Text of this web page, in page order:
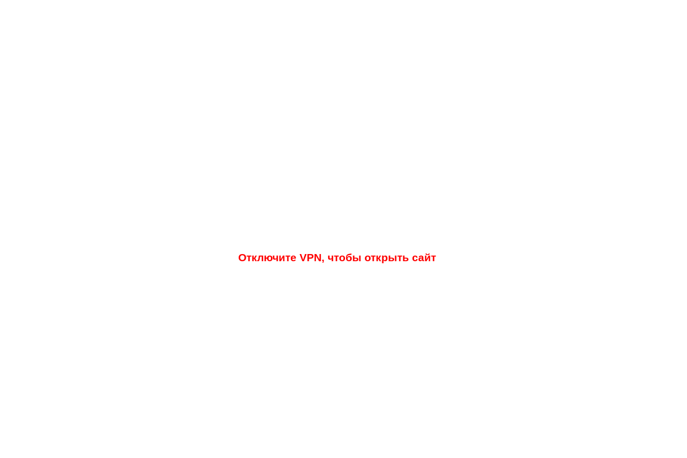
Отключите VPN, чтобы открыть сайт